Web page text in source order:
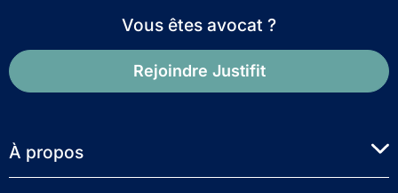
Vous êtes avocat ?
Rejoindre Justifit
À propos